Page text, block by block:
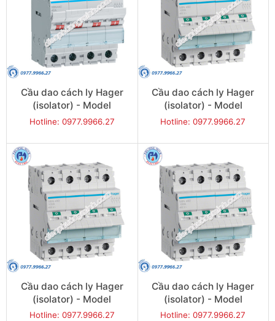
Cầu dao cách ly Hager
(isolator) - Model
SBN440
Hotline: 0977.9966.27
Cầu dao cách ly Hager
(isolator) - Model
SBN463
Hotline: 0977.9966.27
Cầu dao cách ly Hager
(isolator) - Model
SBN480
Hotline: 0977.9966.27
Cầu dao cách ly Hager
(isolator) - Model
SBN490
Hotline: 0977.9966.27